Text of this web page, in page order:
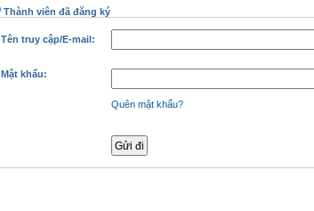
Thành viên đã đăng ký
Tên truy cập/E-mail:
Mật khẩu:
Quên mật khẩu?